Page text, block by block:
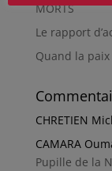
MORTS
Le rapport
Quand la
CHRETIEN
CAMARA
Pupille de la